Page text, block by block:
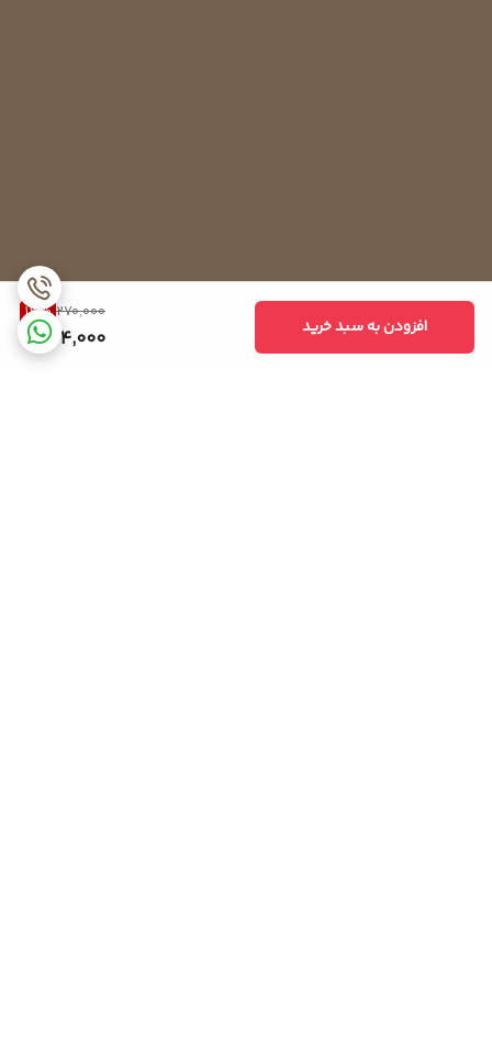
270,000
13%
234,000 افزودن به سبد خرید